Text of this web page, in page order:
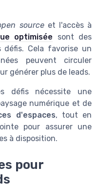
sourceet l'accès à
optimisée sont des
défis. Cela favorise un
peuvent circuler
générer plus de leads.
défis nécessite une
numérique et de
d'espaces, tout en
pour assurer une
à disposition.
pour